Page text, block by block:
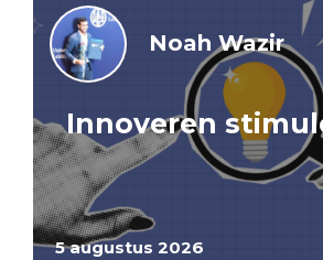
5 augustus 2026
Noah Wazir
Innoveren